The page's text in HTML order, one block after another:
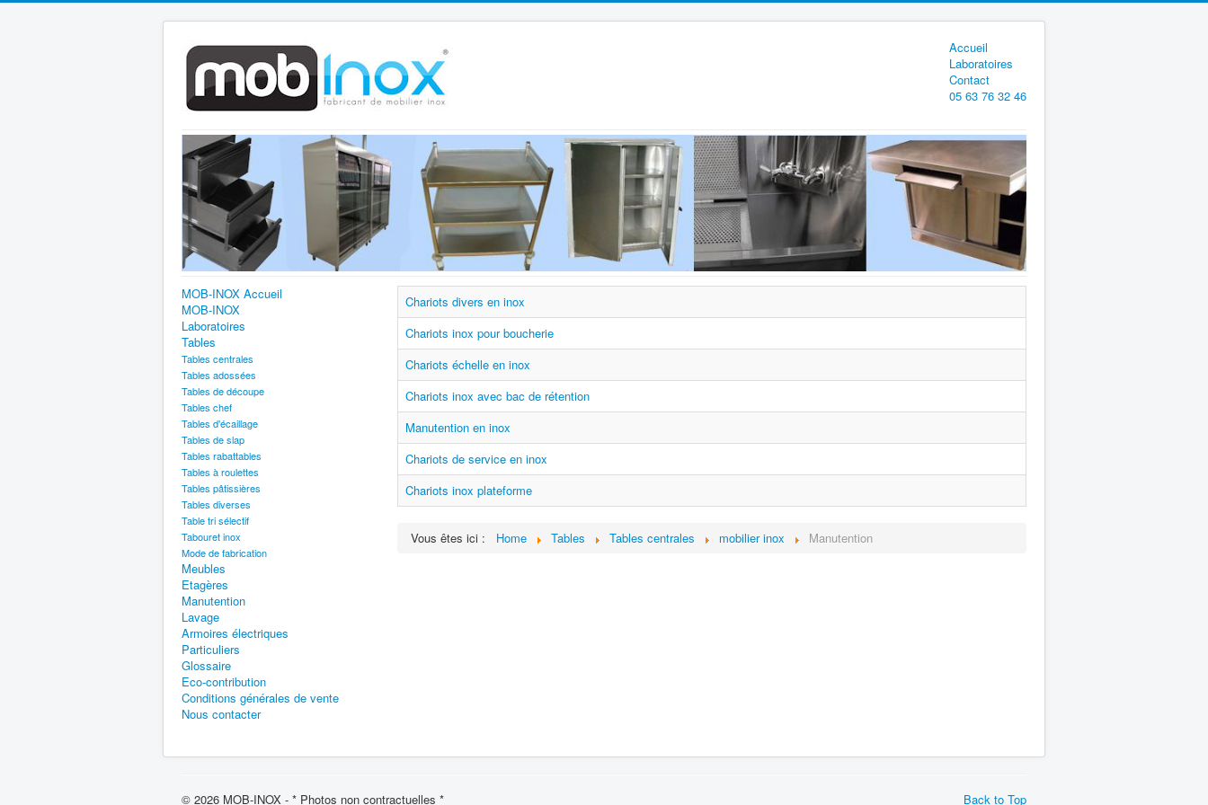
Accueil
Laboratoires
Contact
05 63 76 32 46
MOB-INOX Accueil
MOB-INOX
Laboratoires
Tables
Tables centrales
Tables adossées
Tables de découpe
Tables chef
Tables d'écaillage
Tables de slap
Tables rabattables
Tables à roulettes
Tables pâtissières
Tables diverses
Table tri sélectif
Tabouret inox
Mode de fabrication
Meubles
Etagères
Manutention
Lavage
Armoires électriques
Particuliers
Glossaire
Eco-contribution
Conditions générales de vente
Nous contacter
Chariots divers en inox
Chariots inox pour boucherie
Chariots échelle en inox
Chariots inox avec bac de rétention
Manutention en inox
Chariots de service en inox
Chariots inox plateforme
Vous êtes ici : Home Tables Tables centrales mobilier inox Manutention
Back to Top
© 2026 MOB-INOX - * Photos non contractuelles *